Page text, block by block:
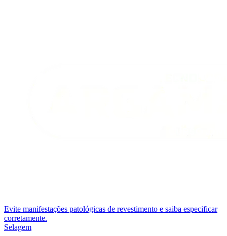
Evite manifestações patológicas de revestimento e saiba especificar
corretamente.
Selagem